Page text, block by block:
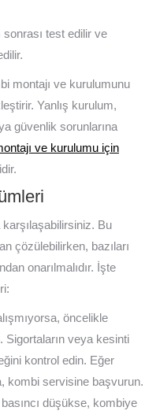
test edilir ve
montajı ve kurulumunu
Yanlış kurulum,
güvenlik sorunlarına
ve kurulumu için
Bu
çözülebilirken, bazıları
onarılmalıdır. İşte
öncelikle
Sigortaların veya kesinti
kontrol edin. Eğer
kombi servisine başvurun.
düşükse, kombiye